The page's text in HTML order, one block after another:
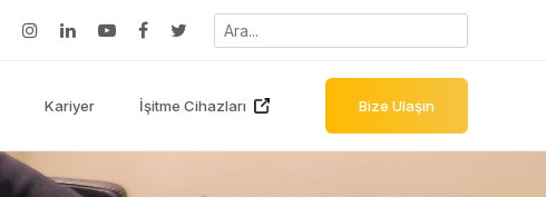
Kariyer İşitme Cihazları Bize Ulaşın